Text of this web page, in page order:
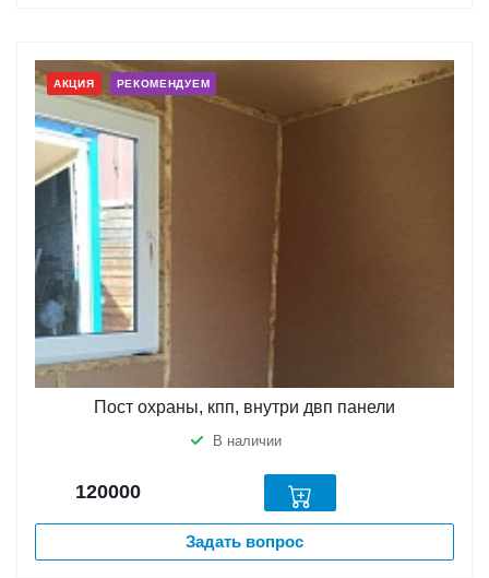
АКЦИЯ РЕКОМЕНДУЕМ
Пост охраны, кпп, внутри двп панели
В наличии
120000
Задать вопрос